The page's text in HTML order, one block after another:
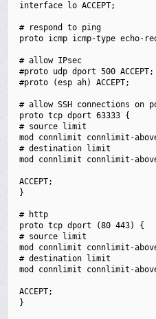
interface lo ACCEPT;
# respond to ping
proto icmp icmp-type echo-
# allow IPsec
#proto udp dport 500 ACCEPT;
#proto (esp ah) ACCEPT;
# allow SSH connections on
proto tcp dport 63333 {
# source limit
mod connlimit connlimit-above
# destination limit
mod connlimit connlimit-
ACCEPT;
}
# http
proto tcp dport (80 443) {
# source limit
mod connlimit connlimit-above
# destination limit
mod connlimit connlimit-
ACCEPT;
}